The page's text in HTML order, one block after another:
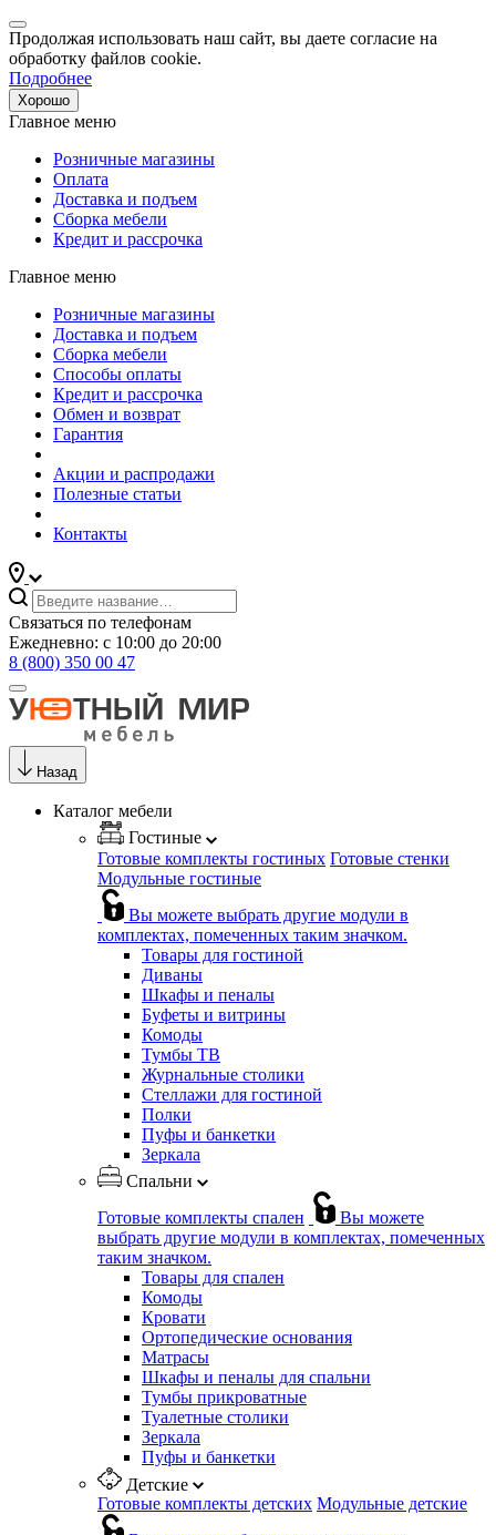
Продолжая использовать наш сайт, вы даете согласие на
обработку файлов cookie.
Подробнее
Хорошо
Главное меню
Розничные магазины
Оплата
Доставка и подъем
Сборка мебели
Кредит и рассрочка
Главное меню
Розничные магазины
Доставка и подъем
Сборка мебели
Способы оплаты
Кредит и рассрочка
Обмен и возврат
Гарантия
Акции и распродажи
Полезные статьи
Контакты
Связаться по телефонам
Ежедневно: с 10:00 до 20:00
8 (800) 350 00 47
Назад
Каталог мебели
Гостиные
Готовые комплекты гостиных Готовые стенки
Модульные гостиные
Вы можете выбрать другие модули в
комплектах, помеченных таким значком.
Товары для гостиной
Диваны
Шкафы и пеналы
Буфеты и витрины
Комоды
Тумбы ТВ
Журнальные столики
Стеллажи для гостиной
Полки
Пуфы и банкетки
Зеркала
Спальни
Готовые комплекты спален
Вы можете
выбрать другие модули в комплектах, помеченных
таким значком.
Товары для спален
Комоды
Кровати
Ортопедические основания
Матрасы
Шкафы и пеналы для спальни
Тумбы прикроватные
Туалетные столики
Зеркала
Пуфы и банкетки
Детские
Готовые комплекты детских Модульные детские